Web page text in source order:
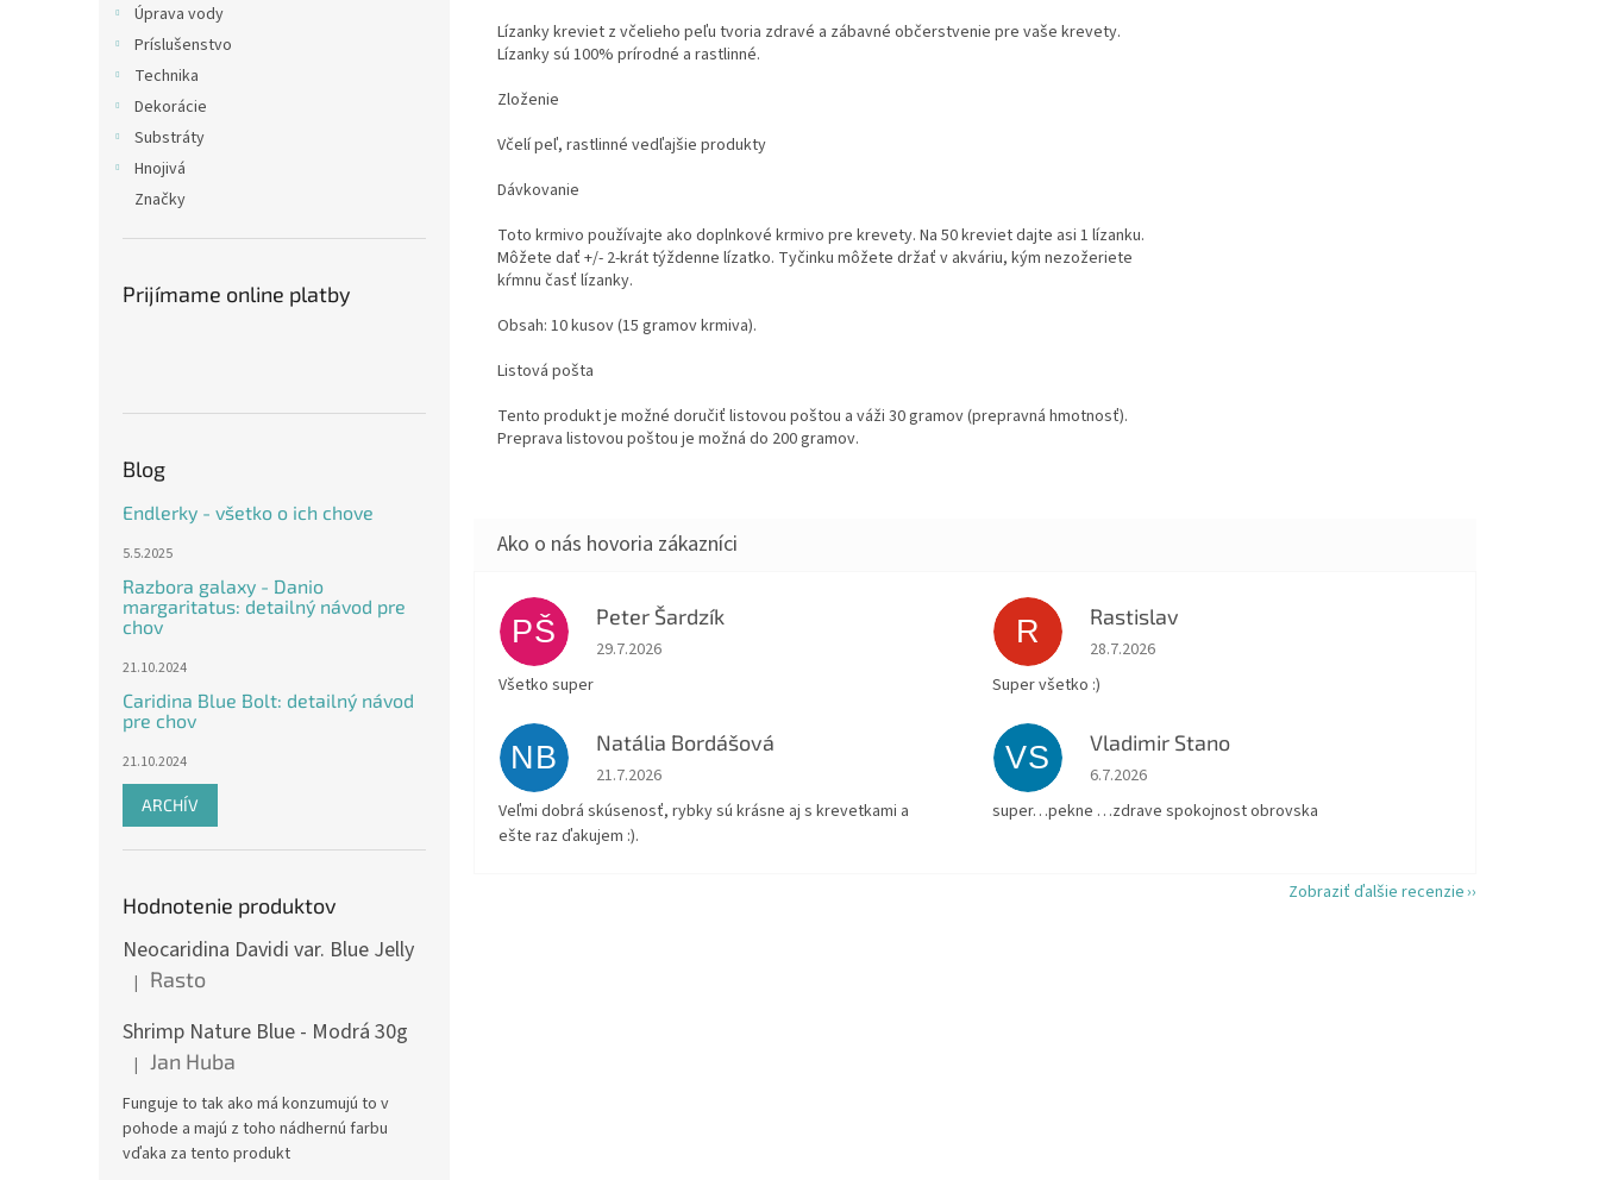
Úprava vody
Príslušenstvo
Technika
Dekorácie
Substráty
Hnojivá
Značky
Prijímame online platby
Blog
Endlerky - všetko o ich chove
5.5.2025
Razbora galaxy - Danio
margaritatus: detailný návod pre
chov
21.10.2024
Caridina Blue Bolt: detailný návod
pre chov
21.10.2024
ARCHÍV
Hodnotenie produktov
Neocaridina Davidi var. Blue Jelly
Hodnotenie produktu je 5 z 5 hviezdičiek.
| Rasto
Shrimp Nature Blue - Modrá 30g
Hodnotenie produktu je 5 z 5 hviezdičiek.
| Jan Huba
Funguje to tak ako má konzumujú to v
pohode a majú z toho nádhernú farbu
vďaka za tento produkt
Lízanky kreviet z včelieho peľu tvoria zdravé a zábavné občerstvenie pre vaše krevety.
Lízanky sú 100% prírodné a rastlinné.
Zloženie
Včelí peľ, rastlinné vedľajšie produkty
Dávkovanie
Toto krmivo používajte ako doplnkové krmivo pre krevety. Na 50 kreviet dajte asi 1 lízanku.
Môžete dať +/- 2-krát týždenne lízatko. Tyčinku môžete držať v akváriu, kým nezožeriete
kŕmnu časť lízanky.
Obsah: 10 kusov (15 gramov krmiva).
Listová pošta
Tento produkt je možné doručiť listovou poštou a váži 30 gramov (prepravná hmotnosť).
Preprava listovou poštou je možná do 200 gramov.
PŠ Peter Šardzík
Hodnotenie obchodu je 5 z 5 hviezdičiek.
29.7.2026
Všetko super
R Rastislav
Hodnotenie obchodu je 5 z 5 hviezdičiek.
28.7.2026
Super všetko :)
NB Natália Bordášová
Hodnotenie obchodu je 5 z 5 hviezdičiek.
21.7.2026
Veľmi dobrá skúsenosť, rybky sú krásne aj s krevetkami a
ešte raz ďakujem :).
VS Vladimir Stano
Hodnotenie obchodu je 5 z 5 hviezdičiek.
6.7.2026
super…pekne …zdrave spokojnost obrovska
Zobraziť ďalšie recenzie